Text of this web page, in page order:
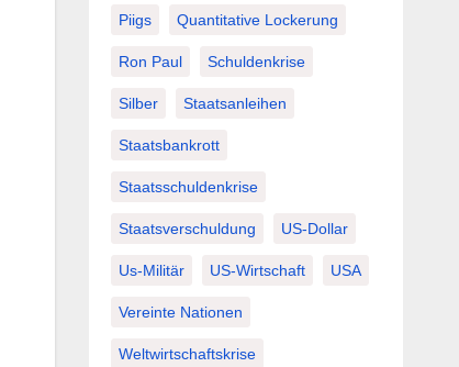
Piigs Quantitative Lockerung
Ron Paul Schuldenkrise
Silber Staatsanleihen
Staatsbankrott
Staatsschuldenkrise
Staatsverschuldung US-Dollar
Us-Militär US-Wirtschaft USA
Vereinte Nationen
Weltwirtschaftskrise